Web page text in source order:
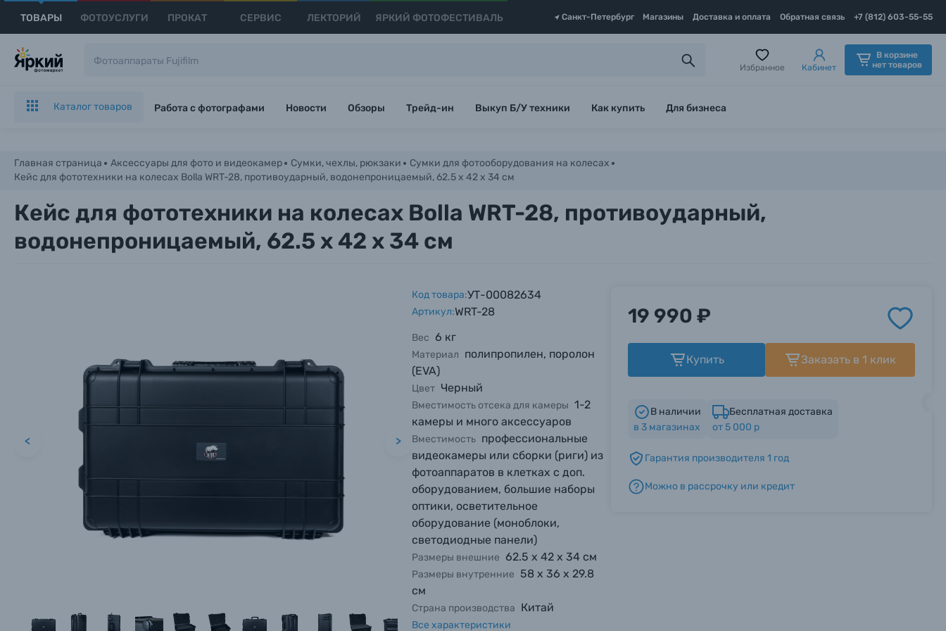
ТОВАРЫ ФОТОУСЛУГИ ПРОКАТ СЕРВИС ЛЕКТОРИЙ ЯРКИЙ ФОТОФЕСТИВАЛЬ Санкт-Петербург Магазины Доставка и оплата Обратная связь +7 (812) 603-55-55
Каталог товаров
Избранное Кабинет
В корзине
нет товаров
Каталог товаров Работа с фотографами Новости Обзоры Трейд-ин Выкуп Б/У техники Как купить Для бизнеса
Главная страница Аксессуары для фото и видеокамер Сумки, чехлы, рюкзаки
Сумки для фотооборудования на колесах
Кейс для фототехники на колесах Bolla WRT-28, противоударный, водонепроницаемый, 62.5 x 42 x 34 см
Кейс для фототехники на колесах Bolla WRT-28, противоударный,
водонепроницаемый, 62.5 x 42 x 34 см
< >
Код товара:УТ-00082634
Артикул:WRT-28
Вес 6 кг
Материал полипропилен, поролон
(EVA)
Цвет Черный
Вместимость отсека для камеры 1-2
камеры и много аксессуаров
Вместимость профессиональные
видеокамеры или сборки (риги) из
фотоаппаратов в клетках с доп.
оборудованием, большие наборы
оптики, осветительное
оборудование (моноблоки,
светодиодные панели)
Размеры внешние 62.5 х 42 х 34 см
Размеры внутренние 58 х 36 х 29.8
см
Страна производства Китай
Все характеристики
19 990 ₽
Купить Заказать в 1 клик
В наличии
в 3магазинах
Бесплатная доставка
от 5 000 р
Гарантия производителя 1 год
Можно в рассрочку или кредит